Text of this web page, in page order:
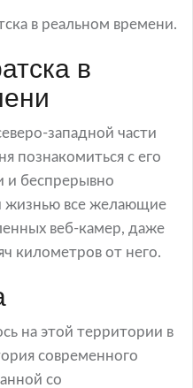
в реальном времени.
в
западной части
познакомиться с его
и беспрерывно
жизнью все желающие
веб-камер, даже
километров от него.
на этой территории в
современного
со